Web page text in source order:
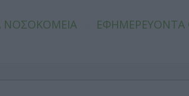
ΝΟΣΟΚΟΜΕΙΑ ΕΦΗΜΕΡΕΥΟΝΤΑ